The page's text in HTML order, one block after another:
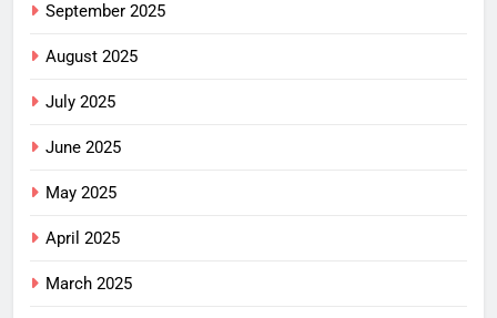
September 2025
August 2025
July 2025
June 2025
May 2025
April 2025
March 2025